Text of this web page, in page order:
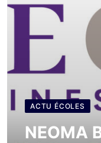
ACTU ÉCOLES
NEOMA